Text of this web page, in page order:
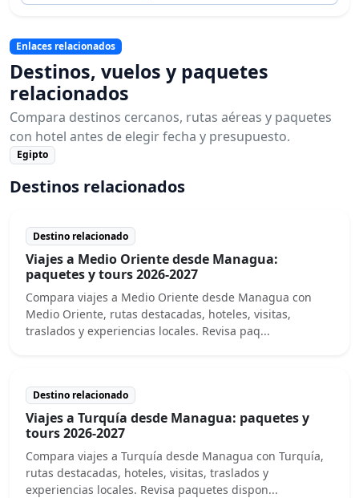
Enlaces relacionados
Destinos, vuelos y paquetes
relacionados
Compara destinos cercanos, rutas aéreas y paquetes
con hotel antes de elegir fecha y presupuesto.
Egipto
Destinos relacionados
Destino relacionado
Viajes a Medio Oriente desde Managua:
paquetes y tours 2026-2027
Compara viajes a Medio Oriente desde Managua con
Medio Oriente, rutas destacadas, hoteles, visitas,
traslados y experiencias locales. Revisa paq...
Destino relacionado
Viajes a Turquía desde Managua: paquetes y
tours 2026-2027
Compara viajes a Turquía desde Managua con Turquía,
rutas destacadas, hoteles, visitas, traslados y
experiencias locales. Revisa paquetes dispon...